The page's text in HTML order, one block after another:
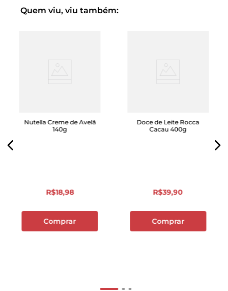
Quem viu, viu também:
Nutella Creme de Avelã
140g
R$18,98
Comprar
Doce de Leite Rocca
Cacau 400g
R$39,90
Comprar